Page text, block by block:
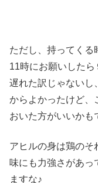
ただし、持ってくる
11時にお願いした
遅れた訳じゃないし
からよかったけど、
おいた方がいいかも
アヒルの身は鶏のそ
味にも力強さがあっ
ますな♪